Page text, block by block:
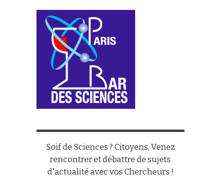
Soif de Sciences ? Citoyens, Venez
rencontrer et débattre de sujets
d'actualité avec vos Chercheurs !